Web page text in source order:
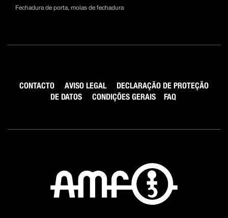
Fechadura de porta, molas de fechadura
CONTACTO AVISO LEGAL
DECLARAÇÃO DE PROTEÇÃO
DE DATOS
CONDIÇÕES GERAIS FAQ